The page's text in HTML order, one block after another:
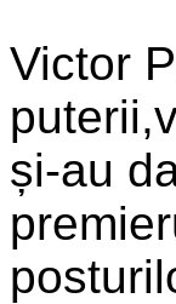
Victor
și-au